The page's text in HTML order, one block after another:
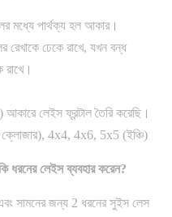
মধ্যে পার্থক্য হল আকার।
রেখাকে ঢেকে রাখে, যখন বন্ধ
রাখে।
লেইস ফ্রন্টাল তৈরি করেছি।
4x4, 4x6, 5x5 (ইঞ্চি)
ধরনের লেইস ব্যবহার করেন?
সামনের জন্য 2 ধরনের সুইস লেস